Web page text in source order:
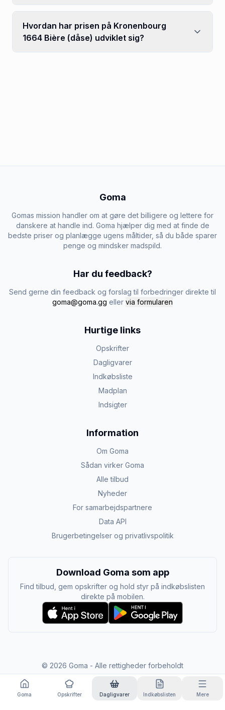
Hvordan har prisen på Kronenbourg
1664 Bière (dåse) udviklet sig?
Goma
Gomas mission handler om at gøre det billigere og lettere for
danskere at handle ind. Goma hjælper dig med at finde de
bedste priser og planlægge ugens måltider, så du både sparer
penge og mindsker madspild.
Har du feedback?
Send gerne din feedback og forslag til forbedringer direkte til
goma@goma.gg eller via formularen
Hurtige links
Opskrifter
Dagligvarer
Indkøbsliste
Madplan
Indsigter
Information
Om Goma
Sådan virker Goma
Alle tilbud
Nyheder
For samarbejdspartnere
Data API
Brugerbetingelser og privatlivspolitik
Download Goma som app
Find tilbud, gem opskrifter og hold styr på indkøbslisten
direkte på mobilen.
© 2026 Goma - Alle rettigheder forbeholdt
Goma Opskrifter Dagligvarer Indkøbslisten Mere